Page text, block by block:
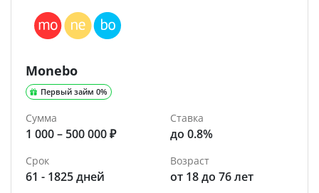
Monebo
Первый займ 0%
Сумма
1 000 – 500 000 ₽
Ставка
до 0.8%
Срок
61 - 1825 дней
Возраст
от 18 до 76 лет